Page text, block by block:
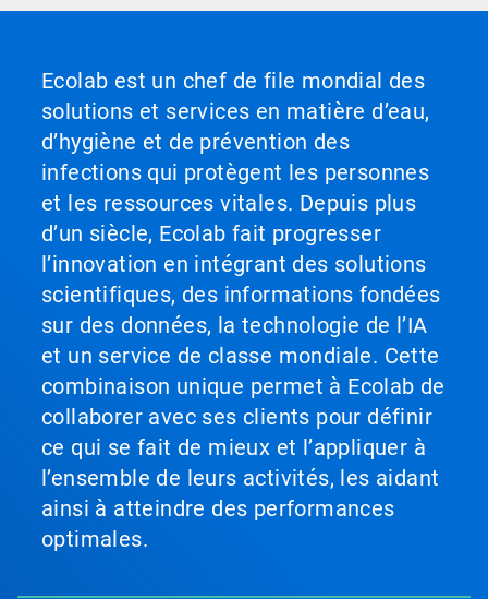
Ecolab est un chef de file mondial des
solutions et services en matière d’eau,
d’hygiène et de prévention des
infections qui protègent les personnes
et les ressources vitales. Depuis plus
d’un siècle, Ecolab fait progresser
l’innovation en intégrant des solutions
scientifiques, des informations fondées
sur des données, la technologie de l’IA
et un service de classe mondiale. Cette
combinaison unique permet à Ecolab de
collaborer avec ses clients pour définir
ce qui se fait de mieux et l’appliquer à
l’ensemble de leurs activités, les aidant
ainsi à atteindre des performances
optimales.